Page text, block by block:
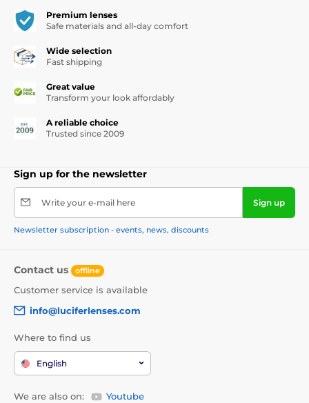
Premium lenses
Safe materials and all-day comfort
Wide selection
Fast shipping
Great value
Transform your look affordably
A reliable choice
Trusted since 2009
Sign up for the newsletter
Write your e-mail here Sign up
Newsletter subscription - events, news, discounts
Contact us offline
Customer service is available
info@luciferlenses.com
Where to find us
English
We are also on: Youtube